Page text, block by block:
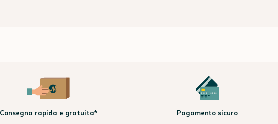
Consegna rapida e gratuita* Pagamento sicuro